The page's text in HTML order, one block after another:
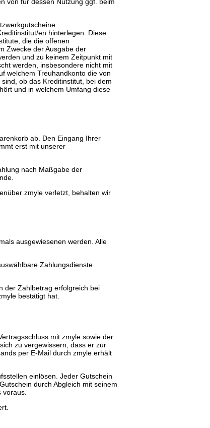
en hinterlegen. Diese
die die offenen
Zwecke der Ausgabe der
und zu keinem Zeitpunkt mit
werden, insbesondere nicht mit
welchem Treuhandkonto die von
ob das Kreditinstitut, bei dem
und in welchem Umfang diese
ab. Den Eingang Ihrer
erst mit unserer
nach Maßgabe der
zmyle verletzt, behalten wir
ausgewiesenen werden. Alle
Zahlungsdienste
der Zahlbetrag erfolgreich bei
bestätigt hat.
mit zmyle sowie der
zu vergewissern, dass er zur
per E-Mail durch zmyle erhält
einlösen. Jeder Gutschein
durch Abgleich mit seinem